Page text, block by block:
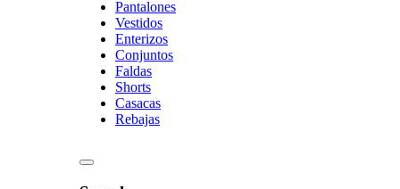
Pantalones
Vestidos
Enterizos
Conjuntos
Faldas
Shorts
Casacas
Rebajas